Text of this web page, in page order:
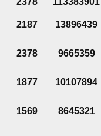
2187 13896439
2378 9665359
1877 10107894
1569 8645321